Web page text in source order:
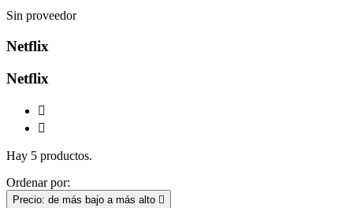
Sin proveedor
Netflix
Netflix


Hay 5 productos.
Ordenar por:
Precio: de más bajo a más alto 